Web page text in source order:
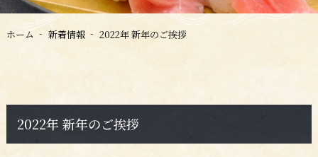
ホーム 新着情報 2022年 新年のご挨拶
2022年 新年のご挨拶